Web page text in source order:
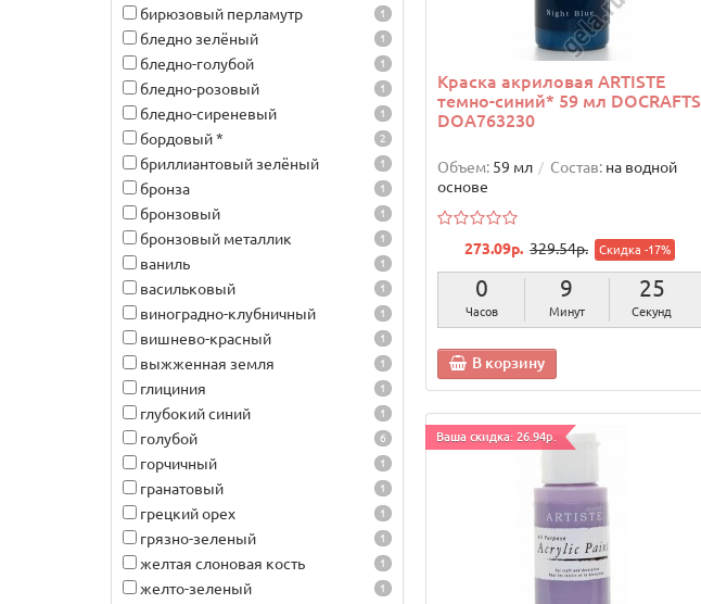
бирюзовый перламутр 1
бледно зелёный 1
бледно-голубой 1
бледно-розовый 1
бледно-сиреневый 1
бордовый * 2
бриллиантовый зелёный 1
бронза 1
бронзовый 1
бронзовый металлик 1
ваниль 1
васильковый 1
виноградно-клубничный 1
вишнево-красный 1
выжженная земля 1
глициния 1
глубокий синий 1
голубой 6
горчичный 1
гранатовый 1
грецкий орех 1
грязно-зеленый 1
желтая слоновая кость 1
желто-зеленый 1
Краска акриловая ARTISTE
темно-синий* 59 мл DOCRAFTS
DOA763230
Объем: 59 мл Состав: на водной
основе
273.09р. 329.54р. Скидка -17%
0
Часов
9
Минут
24
Секунды
В корзину
Ваша скидка: 26.94р.